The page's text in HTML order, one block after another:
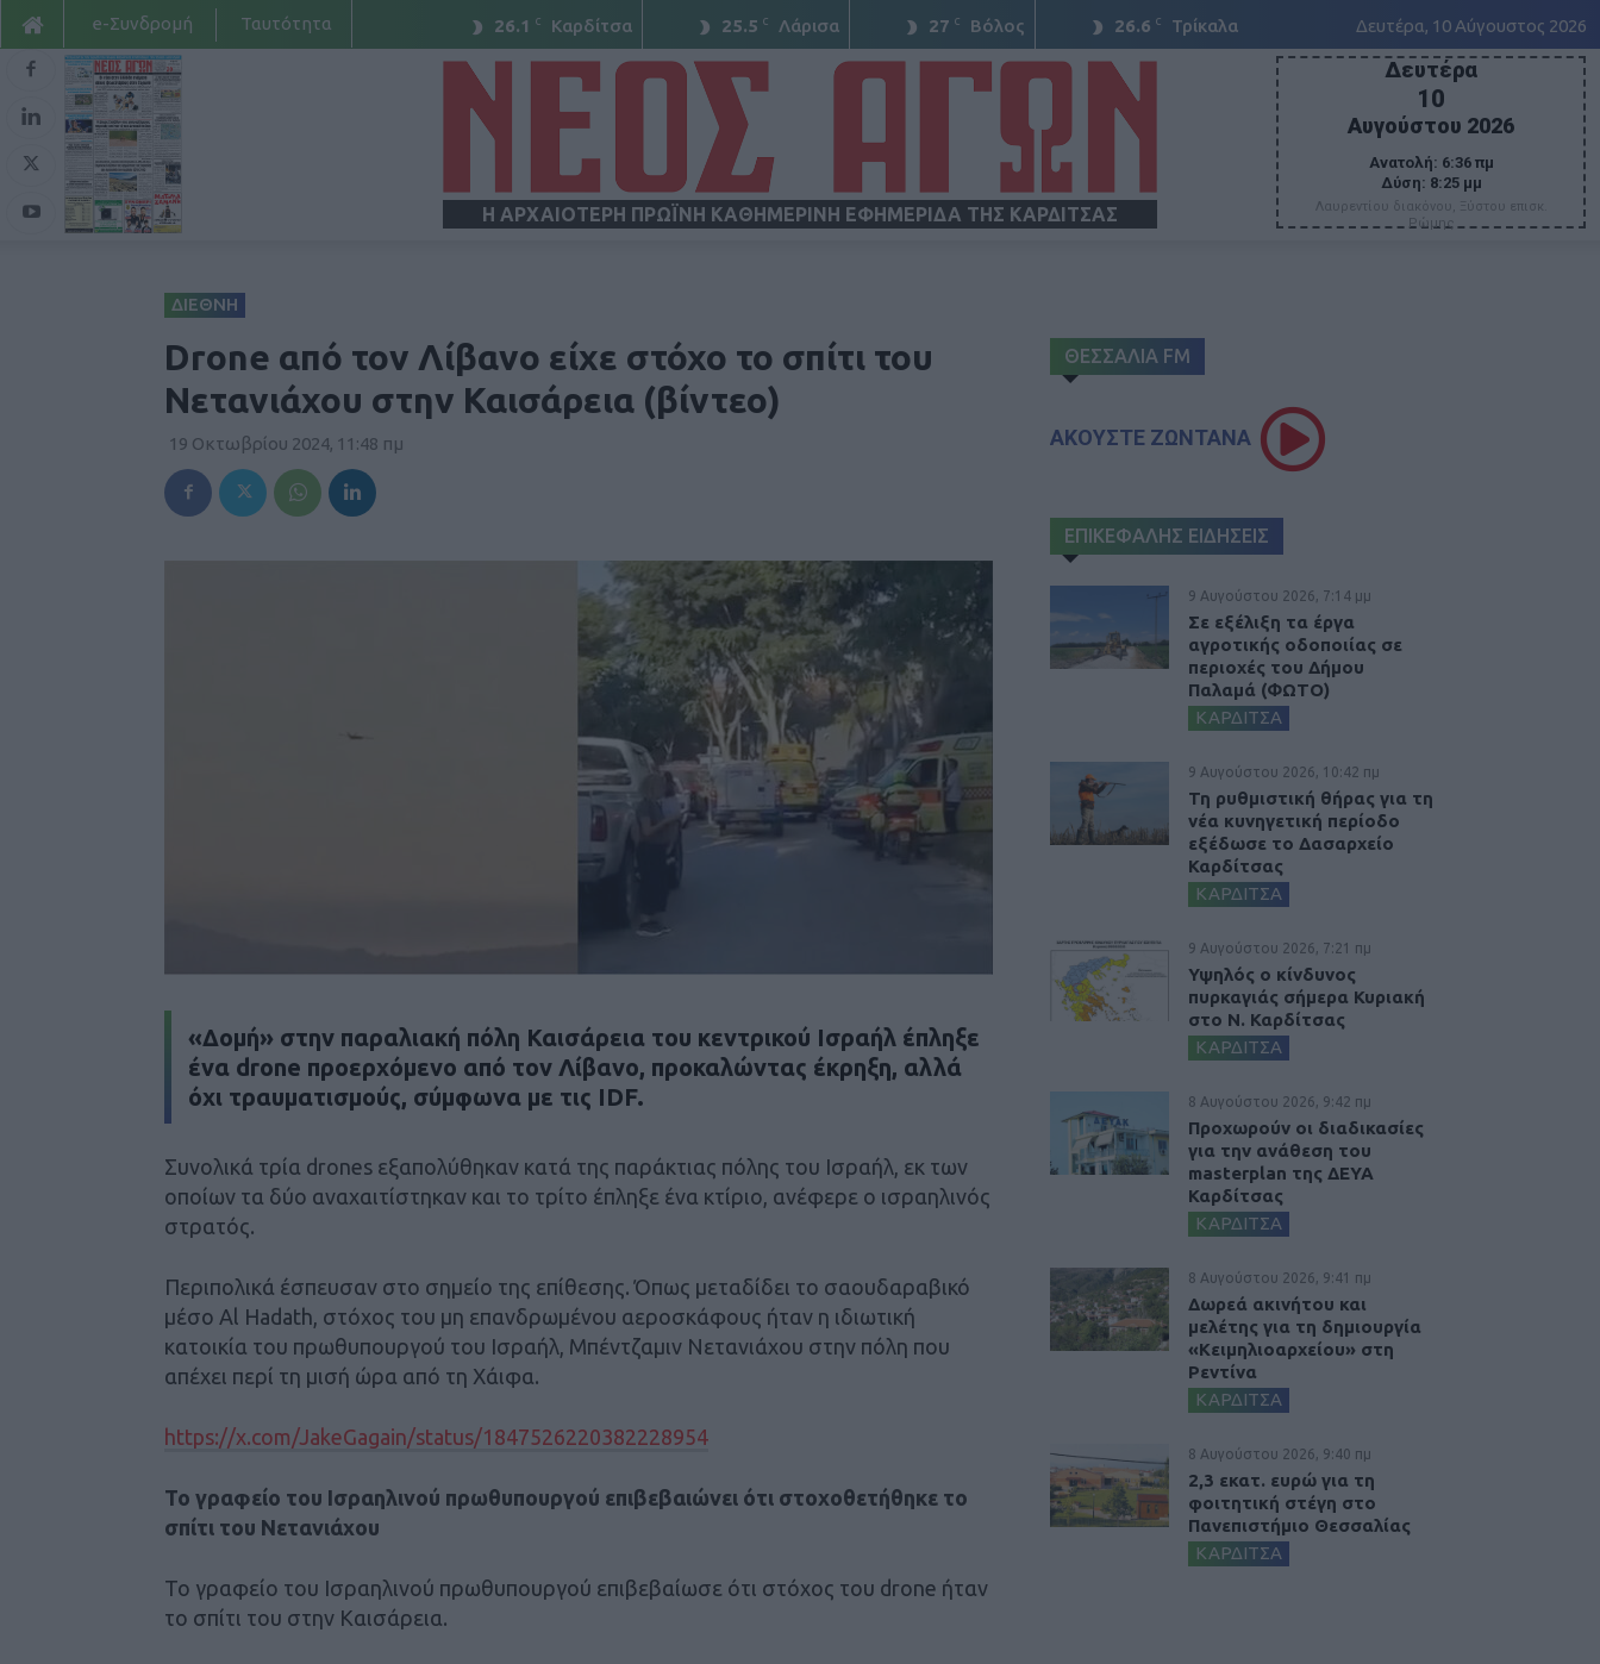
26.1 C Καρδίτσα 25.5 C Λάρισα 27 C Βόλος 26.6 C Τρίκαλα Δευτέρα, 10 Αύγουστος 2026
e-Συνδρομή Ταυτότητα
Η ΑΡΧΑΙΟΤΕΡΗ ΠΡΩΪΝΗ ΚΑΘΗΜΕΡΙΝΗ ΕΦΗΜΕΡΙΔΑ ΤΗΣ ΚΑΡΔΙΤΣΑΣ
Δευτέρα
10
Αυγούστου 2026
Ανατολή: 6:36 πμ
Δύση: 8:25 μμ
Λαυρεντίου διακόνου, Ξύστου επισκ.
Ρώμης
ΔΙΕΘΝΗ
Drone από τον Λίβανο είχε στόχο το σπίτι του
Νετανιάχου στην Καισάρεια (βίντεο)
19 Οκτωβρίου 2024, 11:48 πμ
«Δομή» στην παραλιακή πόλη Καισάρεια του κεντρικού Ισραήλ έπληξε
ένα drone προερχόμενο από τον Λίβανο, προκαλώντας έκρηξη, αλλά
όχι τραυματισμούς, σύμφωνα με τις IDF.
Συνολικά τρία drones εξαπολύθηκαν κατά της παράκτιας πόλης του Ισραήλ, εκ των
οποίων τα δύο αναχαιτίστηκαν και το τρίτο έπληξε ένα κτίριο, ανέφερε ο ισραηλινός
στρατός.
Περιπολικά έσπευσαν στο σημείο της επίθεσης. Όπως μεταδίδει το σαουδαραβικό
μέσο Al Hadath, στόχος του μη επανδρωμένου αεροσκάφους ήταν η ιδιωτική
κατοικία του πρωθυπουργού του Ισραήλ, Μπέντζαμιν Νετανιάχου στην πόλη που
απέχει περί τη μισή ώρα από τη Χάιφα.
https://x.com/JakeGagain/status/1847526220382228954
Το γραφείο του Ισραηλινού πρωθυπουργού επιβεβαιώνει ότι στοχοθετήθηκε το
σπίτι του Νετανιάχου
Το γραφείο του Ισραηλινού πρωθυπουργού επιβεβαίωσε ότι στόχος του drone ήταν
το σπίτι του στην Καισάρεια.
ΘΕΣΣΑΛΙΑ FM
ΑΚΟΥΣΤΕ ΖΩΝΤΑΝΑ
ΕΠΙΚΕΦΑΛΗΣ ΕΙΔΗΣΕΙΣ
9 Αυγούστου 2026, 7:14 μμ
Σε εξέλιξη τα έργα
αγροτικής οδοποιίας σε
περιοχές του Δήμου
Παλαμά (ΦΩΤΟ)
ΚΑΡΔΙΤΣΑ
9 Αυγούστου 2026, 10:42 πμ
Τη ρυθμιστική θήρας για τη
νέα κυνηγετική περίοδο
εξέδωσε το Δασαρχείο
Καρδίτσας
ΚΑΡΔΙΤΣΑ
9 Αυγούστου 2026, 7:21 πμ
Υψηλός ο κίνδυνος
πυρκαγιάς σήμερα Κυριακή
στο Ν. Καρδίτσας
ΚΑΡΔΙΤΣΑ
8 Αυγούστου 2026, 9:42 πμ
Προχωρούν οι διαδικασίες
για την ανάθεση του
masterplan της ΔΕΥΑ
Καρδίτσας
ΚΑΡΔΙΤΣΑ
8 Αυγούστου 2026, 9:41 πμ
Δωρεά ακινήτου και
μελέτης για τη δημιουργία
«Κειμηλιοαρχείου» στη
Ρεντίνα
ΚΑΡΔΙΤΣΑ
8 Αυγούστου 2026, 9:40 πμ
2,3 εκατ. ευρώ για τη
φοιτητική στέγη στο
Πανεπιστήμιο Θεσσαλίας
ΚΑΡΔΙΤΣΑ